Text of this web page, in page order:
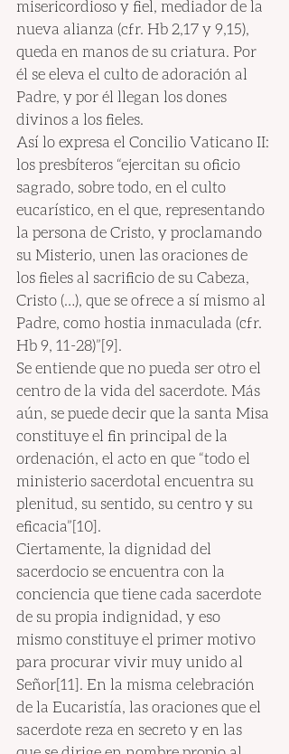
misericordioso y fiel, mediador de la
nueva alianza (cfr. Hb 2,17 y 9,15),
queda en manos de su criatura. Por
él se eleva el culto de adoración al
Padre, y por él llegan los dones
divinos a los fieles.
Así lo expresa el Concilio Vaticano II:
los presbíteros “ejercitan su oficio
sagrado, sobre todo, en el culto
eucarístico, en el que, representando
la persona de Cristo, y proclamando
su Misterio, unen las oraciones de
los fieles al sacrificio de su Cabeza,
Cristo (…), que se ofrece a sí mismo al
Padre, como hostia inmaculada (cfr.
Hb 9, 11-28)”[9].
Se entiende que no pueda ser otro el
centro de la vida del sacerdote. Más
aún, se puede decir que la santa Misa
constituye el fin principal de la
ordenación, el acto en que “todo el
ministerio sacerdotal encuentra su
plenitud, su sentido, su centro y su
eficacia”[10].
Ciertamente, la dignidad del
sacerdocio se encuentra con la
conciencia que tiene cada sacerdote
de su propia indignidad, y eso
mismo constituye el primer motivo
para procurar vivir muy unido al
Señor[11]. En la misma celebración
de la Eucaristía, las oraciones que el
sacerdote reza en secreto y en las